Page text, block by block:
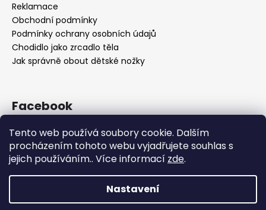
Tento web používá soubory cookie. Dalším
procházením tohoto webu vyjadřujete souhlas s
jejich používáním.. Více informací zde.
Nastavení
Reklamace
Obchodní podmínky
Podmínky ochrany osobních údajů
Chodidlo jako zrcadlo těla
Jak správně obout dětské nožky
Facebook